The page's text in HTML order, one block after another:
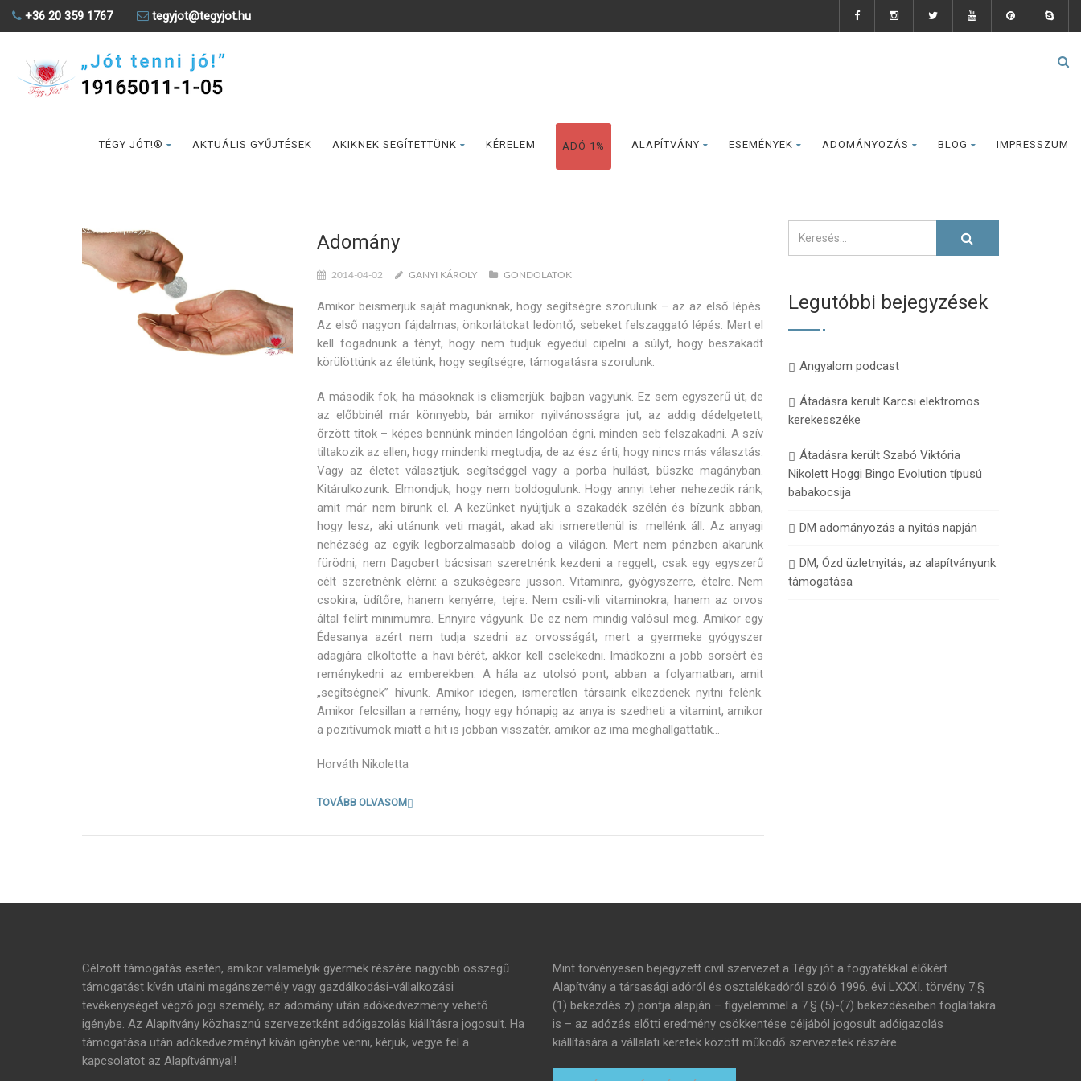
+36 20 359 1767 tegyjot@tegyjot.hu
TÉGY JÓT!® AKTUÁLIS GYŰJTÉSEK AKIKNEK SEGÍTETTÜNK KÉRELEM ADÓ 1% ALAPÍTVÁNY ESEMÉNYEK ADOMÁNYOZÁS BLOG IMPRESSZUM
Adomány
2014-04-02 GANYI KÁROLY GONDOLATOK
Amikor beismerjük saját magunknak, hogy segítségre szorulunk – az az első lépés.
Az első nagyon fájdalmas, önkorlátokat ledöntő, sebeket felszaggató lépés. Mert el
kell fogadnunk a tényt, hogy nem tudjuk egyedül cipelni a súlyt, hogy beszakadt
körülöttünk az életünk, hogy segítségre, támogatásra szorulunk.
A második fok, ha másoknak is elismerjük: bajban vagyunk. Ez sem egyszerű út, de
az előbbinél már könnyebb, bár amikor nyilvánosságra jut, az addig dédelgetett,
őrzött titok – képes bennünk minden lángolóan égni, minden seb felszakadni. A szív
tiltakozik az ellen, hogy mindenki megtudja, de az ész érti, hogy nincs más választás.
Vagy az életet választjuk, segítséggel vagy a porba hullást, büszke magányban.
Kitárulkozunk. Elmondjuk, hogy nem boldogulunk. Hogy annyi teher nehezedik ránk,
amit már nem bírunk el. A kezünket nyújtjuk a szakadék szélén és bízunk abban,
hogy lesz, aki utánunk veti magát, akad aki ismeretlenül is: mellénk áll. Az anyagi
nehézség az egyik legborzalmasabb dolog a világon. Mert nem pénzben akarunk
fürödni, nem Dagobert bácsisan szeretnénk kezdeni a reggelt, csak egy egyszerű
célt szeretnénk elérni: a szükségesre jusson. Vitaminra, gyógyszerre, ételre. Nem
csokira, üdítőre, hanem kenyérre, tejre. Nem csili-vili vitaminokra, hanem az orvos
által felírt minimumra. Ennyire vágyunk. De ez nem mindig valósul meg. Amikor egy
Édesanya azért nem tudja szedni az orvosságát, mert a gyermeke gyógyszer
adagjára elköltötte a havi bérét, akkor kell cselekedni. Imádkozni a jobb sorsért és
reménykedni az emberekben. A hála az utolsó pont, abban a folyamatban, amit
„segítségnek” hívunk. Amikor idegen, ismeretlen társaink elkezdenek nyitni felénk.
Amikor felcsillan a remény, hogy egy hónapig az anya is szedheti a vitamint, amikor
a pozitívumok miatt a hit is jobban visszatér, amikor az ima meghallgattatik…
Horváth Nikoletta
TOVÁBB OLVASOM
Legutóbbi bejegyzések
Angyalom podcast
Átadásra került Karcsi elektromos
kerekesszéke
Átadásra került Szabó Viktória
Nikolett Hoggi Bingo Evolution típusú
babakocsija
DM adományozás a nyitás napján
DM, Ózd üzletnyitás, az alapítványunk
támogatása
Célzott támogatás esetén, amikor valamelyik gyermek részére nagyobb összegű
támogatást kíván utalni magánszemély vagy gazdálkodási-vállalkozási
tevékenységet végző jogi személy, az adomány után adókedvezmény vehető
igénybe. Az Alapítvány közhasznú szervezetként adóigazolás kiállításra jogosult. Ha
támogatása után adókedvezményt kíván igénybe venni, kérjük, vegye fel a
kapcsolatot az Alapítvánnyal!
Mint törvényesen bejegyzett civil szervezet a Tégy jót a fogyatékkal élőkért
Alapítvány a társasági adóról és osztalékadóról szóló 1996. évi LXXXI. törvény 7.§
(1) bekezdés z) pontja alapján – figyelemmel a 7.§ (5)-(7) bekezdéseiben foglaltakra
is – az adózás előtti eredmény csökkentése céljából jogosult adóigazolás
kiállítására a vállalati keretek között működő szervezetek részére.